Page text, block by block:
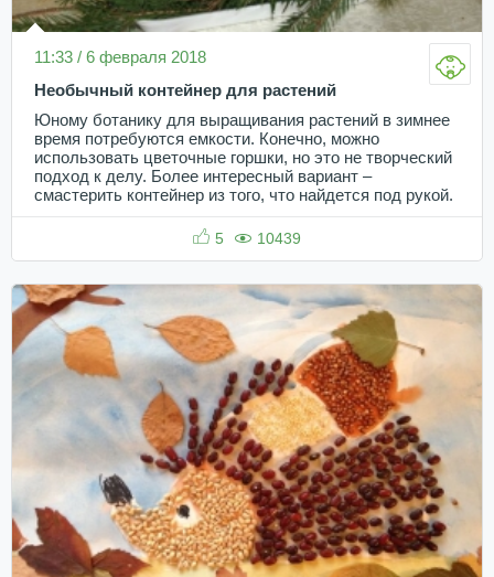
11:33 / 6 февраля 2018
Необычный контейнер для растений
Юному ботанику для выращивания растений в зимнее
время потребуются емкости. Конечно, можно
использовать цветочные горшки, но это не творческий
подход к делу. Более интересный вариант –
смастерить контейнер из того, что найдется под рукой.
5 10439